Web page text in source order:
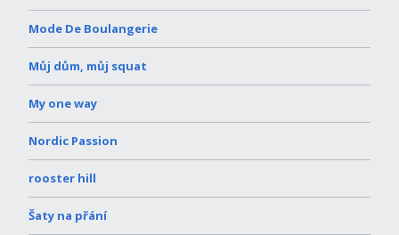
Mode De Boulangerie
Můj dům, můj squat
My one way
Nordic Passion
rooster hill
Šaty na přání